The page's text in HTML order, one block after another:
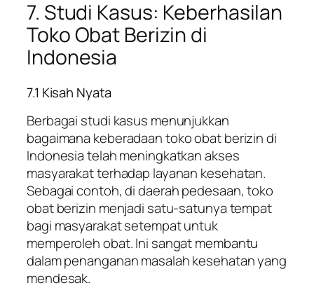
7. Studi Kasus: Keberhasilan
Toko Obat Berizin di
Indonesia
7.1 Kisah Nyata
Berbagai studi kasus menunjukkan
bagaimana keberadaan toko obat berizin di
Indonesia telah meningkatkan akses
masyarakat terhadap layanan kesehatan.
Sebagai contoh, di daerah pedesaan, toko
obat berizin menjadi satu-satunya tempat
bagi masyarakat setempat untuk
memperoleh obat. Ini sangat membantu
dalam penanganan masalah kesehatan yang
mendesak.